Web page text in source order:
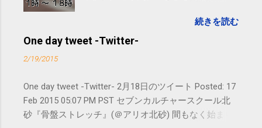
れないことがありますので、ご予約、
お問い合わせはSMS（ショートメッセ
続きを読む
One day tweet -Twitter-
2/19/2015
One day tweet -Twitter- 2月18日のツイート Posted: 17
Feb 2015 05:07 PM PST セブンカルチャースクール北
砂『骨盤ストレッチ』(＠アリオ北砂) 間もなく始まり